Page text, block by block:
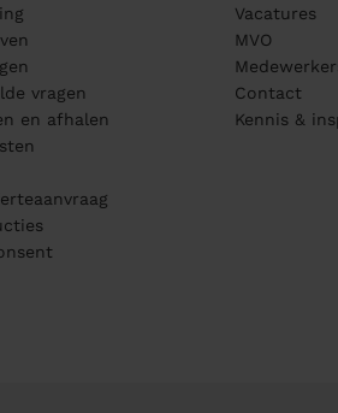
vragen
en afhalen
Vacatures
MVO
Contact
Kennis &